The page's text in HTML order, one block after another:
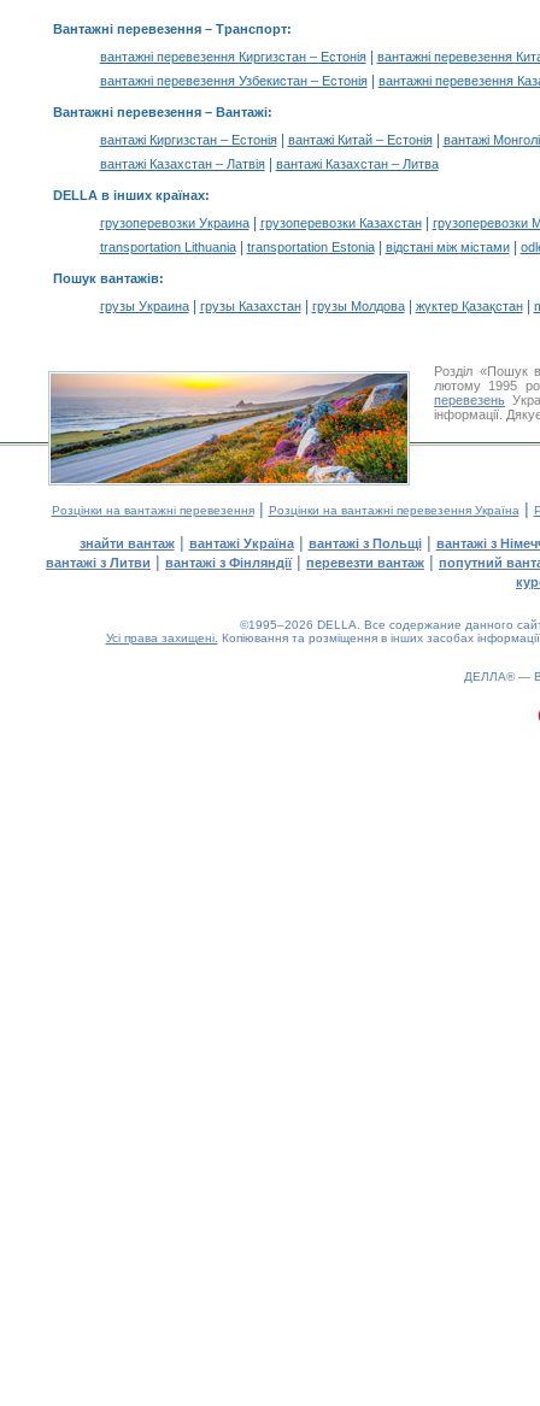
Вантажні перевезення– Транспорт:
вантажні перевезення Киргизстан – Естонія|
вантажні перевезення
вантажні перевезення Узбекистан – Естонія| вантажні перевезення
Вантажні перевезення – Вантажі:
вантажі Киргизстан – Естонія| вантажі Китай – Естонія|
вантажі
вантажі Казахстан – Латвія| вантажі Казахстан – Литва
DELLA в інших країнах:
грузоперевозки Украина| грузоперевозки Казахстан|
грузоперевозки
transportation Lithuania| transportation Estonia| відстані між містами|
Пошук вантажів:
грузы Украина| грузы Казахстан| грузы Молдова| жүктер Қазақстан|
Розділ «Пошук
лютому 1995
перевезень
інформації.
Розцінки на вантажні перевезення| Розцінки на вантажні перевезення Україна |
знайти вантаж| вантажі Україна| вантажі з Польщі| вантажі з
вантажі з Литви | вантажі з Фінляндії| перевезти вантаж | попутний
©1995–2026 DELLA. Все содержание данного
Усі права захищені. Копіювання та розміщення в інших засобах
ДЕЛЛА® —